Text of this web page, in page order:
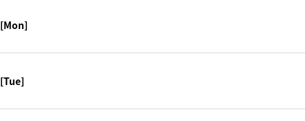
[Mon]
[Tue]